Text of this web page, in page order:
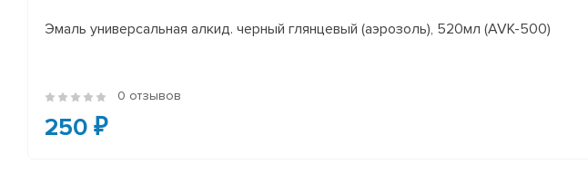
Эмаль универсальная алкид. черный глянцевый (аэрозоль), 520мл (AVK-500)
0 отзывов
250 ₽